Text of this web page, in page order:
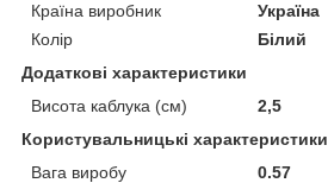
Країна виробник
Україна
Колір
Білий
Додаткові характеристики
Висота каблука (см)
2,5
Користувальницькі характеристики
Вага виробу
0.57